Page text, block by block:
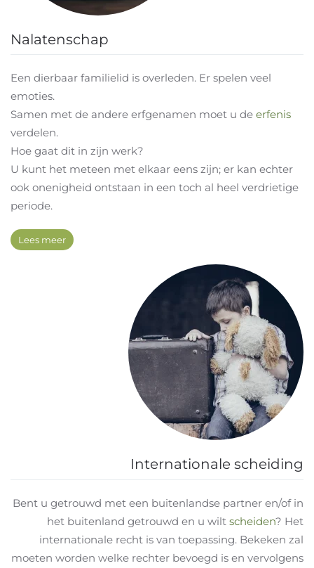
Nalatenschap
Een dierbaar familielid is overleden. Er spelen veel
emoties.
Samen met de andere erfgenamen moet u de erfenis
verdelen.
Hoe gaat dit in zijn werk?
U kunt het meteen met elkaar eens zijn; er kan echter
ook onenigheid ontstaan in een toch al heel verdrietige
periode.
Lees meer
Internationale scheiding
Bent u getrouwd met een buitenlandse partner en/of in
het buitenland getrouwd en u wilt scheiden? Het
internationale recht is van toepassing. Bekeken zal
moeten worden welke rechter bevoegd is en vervolgens